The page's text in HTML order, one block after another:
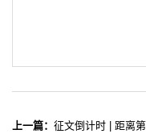
上一篇： 征文倒计时 | 距离第27届